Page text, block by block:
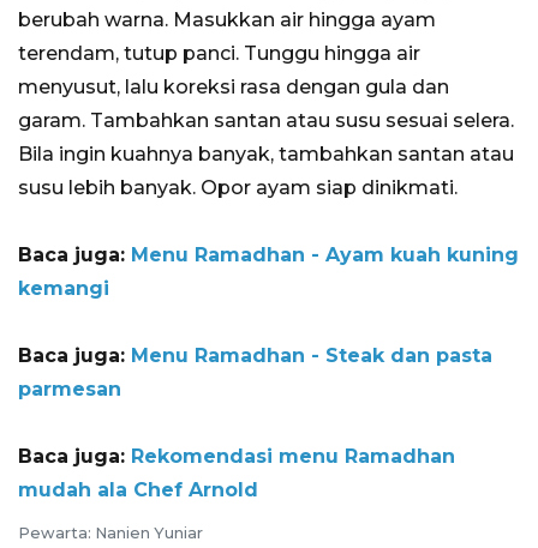
berubah warna. Masukkan air hingga ayam
terendam, tutup panci. Tunggu hingga air
menyusut, lalu koreksi rasa dengan gula dan
garam. Tambahkan santan atau susu sesuai selera.
Bila ingin kuahnya banyak, tambahkan santan atau
susu lebih banyak. Opor ayam siap dinikmati.
Baca juga: Menu Ramadhan - Ayam kuah kuning
kemangi
Baca juga: Menu Ramadhan - Steak dan pasta
parmesan
Baca juga: Rekomendasi menu Ramadhan
mudah ala Chef Arnold
Pewarta: Nanien Yuniar